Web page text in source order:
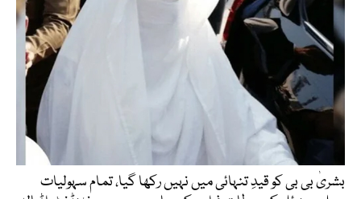
بشریٰ بی بی کو قیدِ تنہائی میں نہیں رکھا گیا، تمام سہولیات